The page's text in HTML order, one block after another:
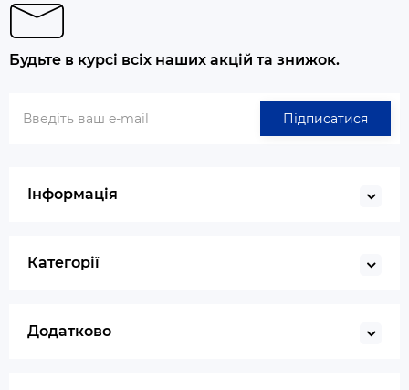
Будьте в курсі всіх наших акцій та знижок.
Підписатися
Інформація
Категорії
Додатково